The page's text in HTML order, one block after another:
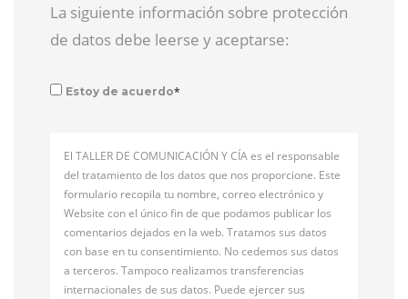
La siguiente información sobre protección
de datos debe leerse y aceptarse:
Estoy de acuerdo*
El TALLER DE COMUNICACIÓN Y CÍA es el responsable
del tratamiento de los datos que nos proporcione. Este
formulario recopila tu nombre, correo electrónico y
Website con el único fin de que podamos publicar los
comentarios dejados en la web. Tratamos sus datos
con base en tu consentimiento. No cedemos sus datos
a terceros. Tampoco realizamos transferencias
internacionales de sus datos. Puede ejercer sus